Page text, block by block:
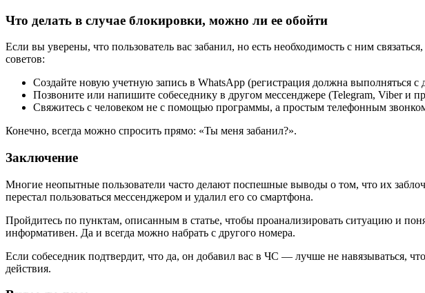
Что делать в случае блокировки, можно ли ее обойти
Если вы уверены, что пользователь вас забанил, но есть необходимость с ним
советов:
Создайте новую учетную запись в WhatsApp (регистрация должна выполняться с
Позвоните или напишите собеседнику в другом мессенджере (Telegram, Viber и
Свяжитесь с человеком не с помощью программы, а простым телефонным
Конечно, всегда можно спросить прямо: «Ты меня забанил?».
Заключение
Многие неопытные пользователи часто делают поспешные выводы о том, что их
перестал пользоваться мессенджером и удалил его со смартфона.
Пройдитесь по пунктам, описанным в статье, чтобы проанализировать ситуацию и
информативен. Да и всегда можно набрать с другого номера.
Если собеседник подтвердит, что да, он добавил вас в ЧС — лучше не навязываться,
действия.